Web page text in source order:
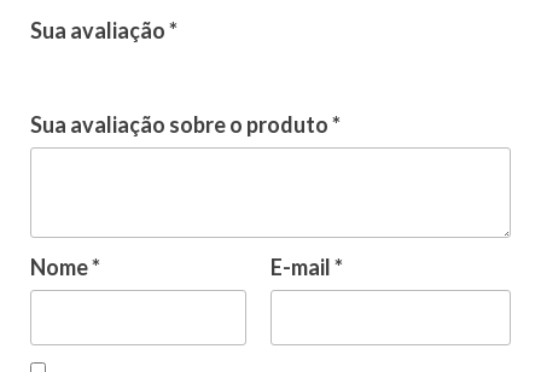
Sua avaliação*
Sua avaliação sobre o produto*
Nome* E-mail*